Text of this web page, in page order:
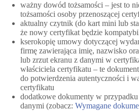
ważny dowód tożsamości – jest to
tożsamości osoby przenoszącej
aktualny czytnik (do kart mini lub
że nowy certyfikat będzie
kserokopię umowy dotyczącej
firmę zawierająca imię, nazwisko
lub zrzut ekranu z danymi w
właściciela certyfikatu – te
do potwierdzenia autentyczności i
certyfikatu
dodatkowe dokumenty w
danymi (zobacz: Wymagane